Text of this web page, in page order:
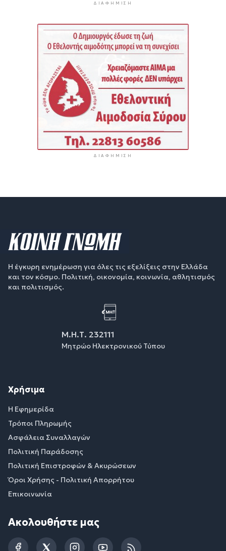
ΔΙΑΦΉΜΙΣΗ
ΔΙΑΦΉΜΙΣΗ
Η έγκυρη ενημέρωση για όλες τις εξελίξεις στην Ελλάδα
και τον κόσμο. Πολιτική, οικονομία, κοινωνία, αθλητισμός
και πολιτισμός.
Μ.Η.Τ. 232111
Μητρώο Ηλεκτρονικού Τύπου
Χρήσιμα
Η Εφημερίδα
Τρόποι Πληρωμής
Ασφάλεια Συναλλαγών
Πολιτική Παράδοσης
Πολιτική Επιστροφών & Ακυρώσεων
Όροι Χρήσης - Πολιτική Απορρήτου
Επικοινωνία
Ακολουθήστε μας